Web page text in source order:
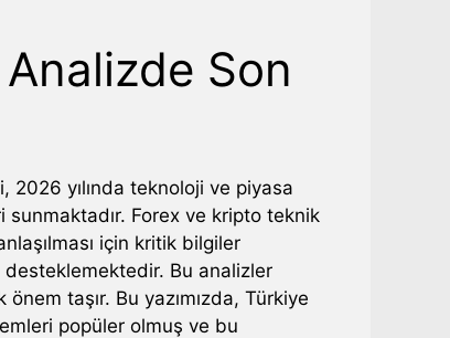
Son
2026 yılında teknoloji ve piyasa
Forex ve kripto teknik
için kritik bilgiler
desteklemektedir. Bu analizler
taşır. Bu yazımızda, Türkiye
popüler olmuş ve bu